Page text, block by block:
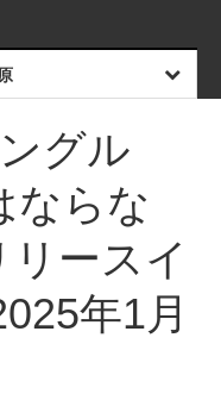
グル
ならな
ースイ
年1月